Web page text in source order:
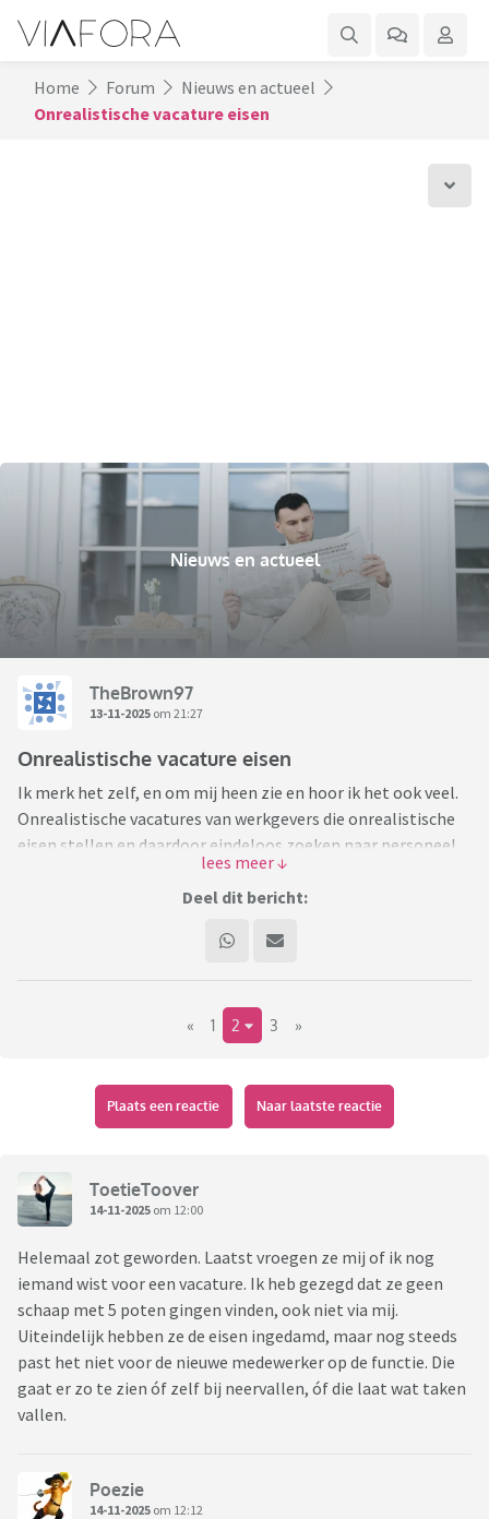
Home Forum
Nieuws en actueel
Onrealistische vacature eisen
Nieuws en actueel
TheBrown97
13-11-2025 om 21:27
Onrealistische vacature eisen
Ik merk het zelf, en om mij heen zie en hoor ik het ook veel.
Onrealistische vacatures van werkgevers die onrealistische
eisen stellen en daardoor eindeloos zoeken naar personeel.
Terwijl er op papier te weinig werkende mensen zijn.
BNR: bnr nl/nieuws/ondernemen-
werk/10587278/werkgevers-missen-kansen-in-zoektocht-
naar-talent-vaak-vage-abstracte-en-onrealistische-
Merken jullie dit zelf ook? Sommige vacatures zie ik soms 1
week niet en daarna staan ze direct weer open. Ik heb er zelf
weleens op gereageerd en dan kom ik soms op gesprek en
zoeken ze 6 maanden later nog steeds iemand. Als je als
werkgever alle aanwas afwijst is dat personeelstekort niet
Deel dit bericht:
« 1 2 3 »
Plaats een reactie Naar laatste reactie
ToetieToover
14-11-2025 om 12:00
Helemaal zot geworden. Laatst vroegen ze mij of ik nog
iemand wist voor een vacature. Ik heb gezegd dat ze geen
schaap met 5 poten gingen vinden, ook niet via mij.
Uiteindelijk hebben ze de eisen ingedamd, maar nog steeds
past het niet voor de nieuwe medewerker op de functie. Die
gaat er zo te zien óf zelf bij neervallen, óf die laat wat taken
vallen.
Poezie
14-11-2025 om 12:12